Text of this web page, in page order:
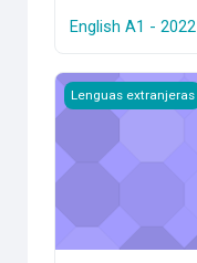
English A1 - 2022
Italiano A2 (2022)
Lenguas extranjeras